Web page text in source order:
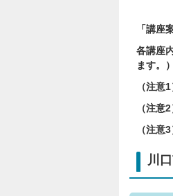
「講座
各講座
ます。）
（注意
（注意
（注意
川